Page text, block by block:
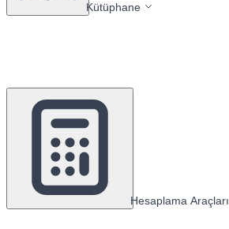
Kütüphane
Hesaplama Araçları